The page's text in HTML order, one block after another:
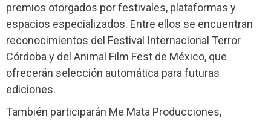
premios otorgados por festivales, plataformas y
espacios especializados. Entre ellos se encuentran
reconocimientos del Festival Internacional Terror
Córdoba y del Animal Film Fest de México, que
ofrecerán selección automática para futuras
ediciones.
También participarán Me Mata Producciones,